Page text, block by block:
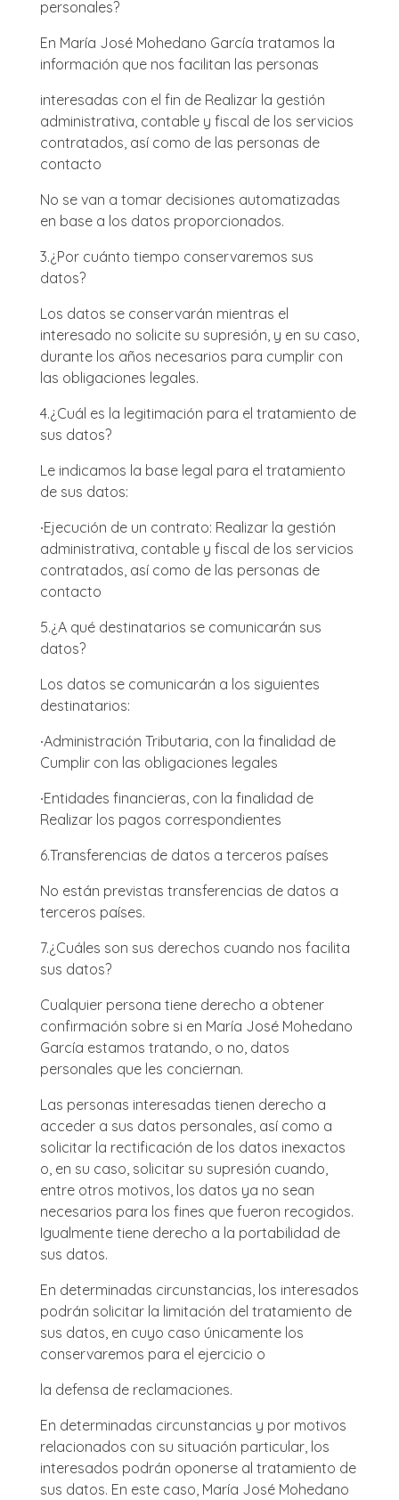
personales?
En María José Mohedano García tratamos la
información que nos facilitan las personas
interesadas con el fin de Realizar la gestión
administrativa, contable y fiscal de los servicios
contratados, así como de las personas de
contacto
No se van a tomar decisiones automatizadas
en base a los datos proporcionados.
3.¿Por cuánto tiempo conservaremos sus
datos?
Los datos se conservarán mientras el
interesado no solicite su supresión, y en su caso,
durante los años necesarios para cumplir con
las obligaciones legales.
4.¿Cuál es la legitimación para el tratamiento de
sus datos?
Le indicamos la base legal para el tratamiento
de sus datos:
∙Ejecución de un contrato: Realizar la gestión
administrativa, contable y fiscal de los servicios
contratados, así como de las personas de
contacto
5.¿A qué destinatarios se comunicarán sus
datos?
Los datos se comunicarán a los siguientes
destinatarios:
∙Administración Tributaria, con la finalidad de
Cumplir con las obligaciones legales
∙Entidades financieras, con la finalidad de
Realizar los pagos correspondientes
6.Transferencias de datos a terceros países
No están previstas transferencias de datos a
terceros países.
7.¿Cuáles son sus derechos cuando nos facilita
sus datos?
Cualquier persona tiene derecho a obtener
confirmación sobre si en María José Mohedano
García estamos tratando, o no, datos
personales que les conciernan.
Las personas interesadas tienen derecho a
acceder a sus datos personales, así como a
solicitar la rectificación de los datos inexactos
o, en su caso, solicitar su supresión cuando,
entre otros motivos, los datos ya no sean
necesarios para los fines que fueron recogidos.
Igualmente tiene derecho a la portabilidad de
sus datos.
En determinadas circunstancias, los interesados
podrán solicitar la limitación del tratamiento de
sus datos, en cuyo caso únicamente los
conservaremos para el ejercicio o
la defensa de reclamaciones.
En determinadas circunstancias y por motivos
relacionados con su situación particular, los
interesados podrán oponerse al tratamiento de
sus datos. En este caso, María José Mohedano